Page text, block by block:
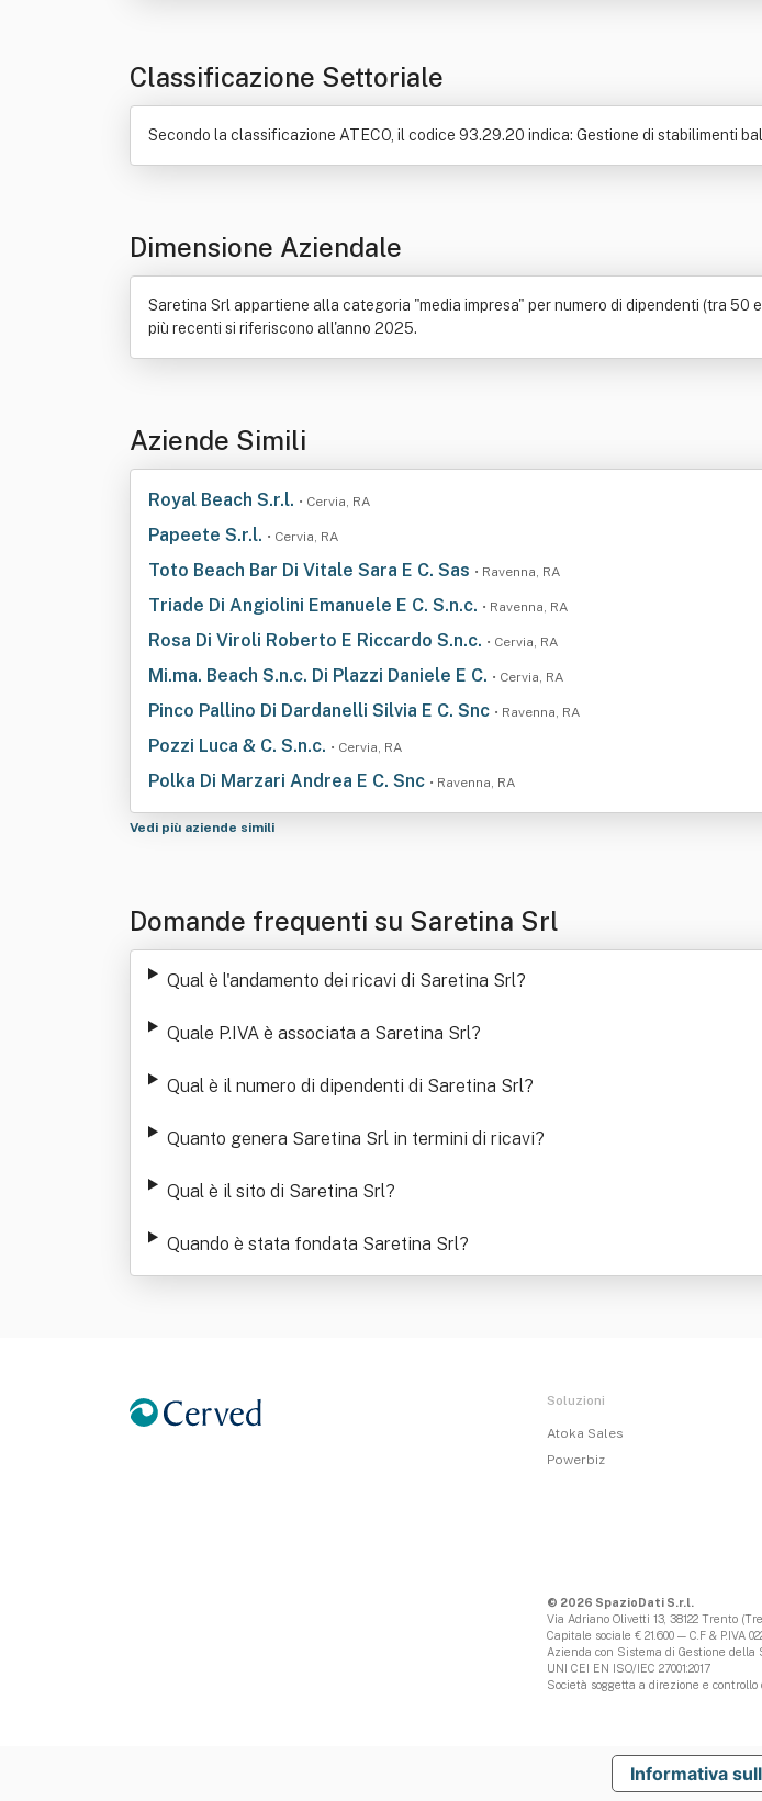
Classificazione Settoriale
Secondo la classificazione ATECO, il codice 93.29.20 indica: Gestione di stabilimenti
Dimensione Aziendale
Saretina Srl appartiene alla categoria "media impresa" per numero di dipendenti (tra
più recenti si riferiscono all'anno 2025.
Aziende Simili
Royal Beach S.r.l. • Cervia, RA
Papeete S.r.l. • Cervia, RA
Toto Beach Bar Di Vitale Sara E C. Sas • Ravenna, RA
Triade Di Angiolini Emanuele E C. S.n.c. • Ravenna, RA
Rosa Di Viroli Roberto E Riccardo S.n.c. • Cervia, RA
Mi.ma. Beach S.n.c. Di Plazzi Daniele E C. • Cervia, RA
Pinco Pallino Di Dardanelli Silvia E C. Snc • Ravenna, RA
Pozzi Luca & C. S.n.c. • Cervia, RA
Polka Di Marzari Andrea E C. Snc • Ravenna, RA
Vedi più aziende simili
Domande frequenti su Saretina Srl
Qual è l'andamento dei ricavi di Saretina Srl?
Quale P.IVA è associata a Saretina Srl?
Qual è il numero di dipendenti di Saretina Srl?
Quanto genera Saretina Srl in termini di ricavi?
Qual è il sito di Saretina Srl?
Quando è stata fondata Saretina Srl?
Soluzioni
Atoka Sales
Powerbiz
© 2026 SpazioDati S.r.l.
Via Adriano Olivetti 13, 38122 Trento
Capitale sociale € 21.600 — C.F & P.IVA
Azienda con Sistema di Gestione
UNI CEI EN ISO/IEC 27001:2017
Società soggetta a direzione e controllo
Informativa